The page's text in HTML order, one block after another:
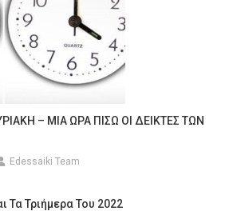
– ΜΙΑ ΩΡΑ ΠΙΣΩ ΟΙ ΔΕΙΚΤΕΣ ΤΩΝ
Edessaiki Team
Τα Τριήμερα Του 2022